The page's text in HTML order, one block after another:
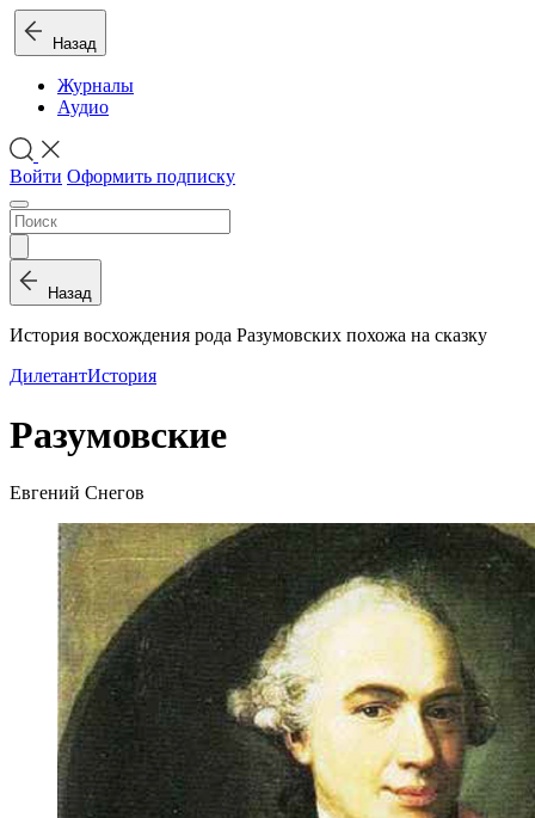
Назад
Журналы
Аудио
Войти Оформить подписку
Назад
История восхождения рода Разумовских похожа на сказку
ДилетантИстория
Разумовские
Евгений Снегов